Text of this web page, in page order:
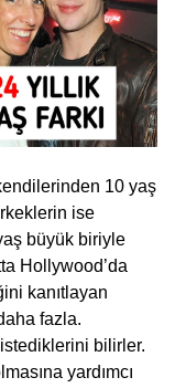
10 yaş
ise
büyük biriyle
Hollywood’da
kanıtlayan
fazla.
bilirler.
yardımcı